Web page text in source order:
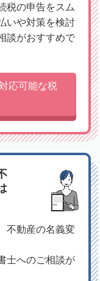
税の申告をスム
いや対策を検討
談がおすすめで
応可能な税
不動産の名義変
士へのご相談が